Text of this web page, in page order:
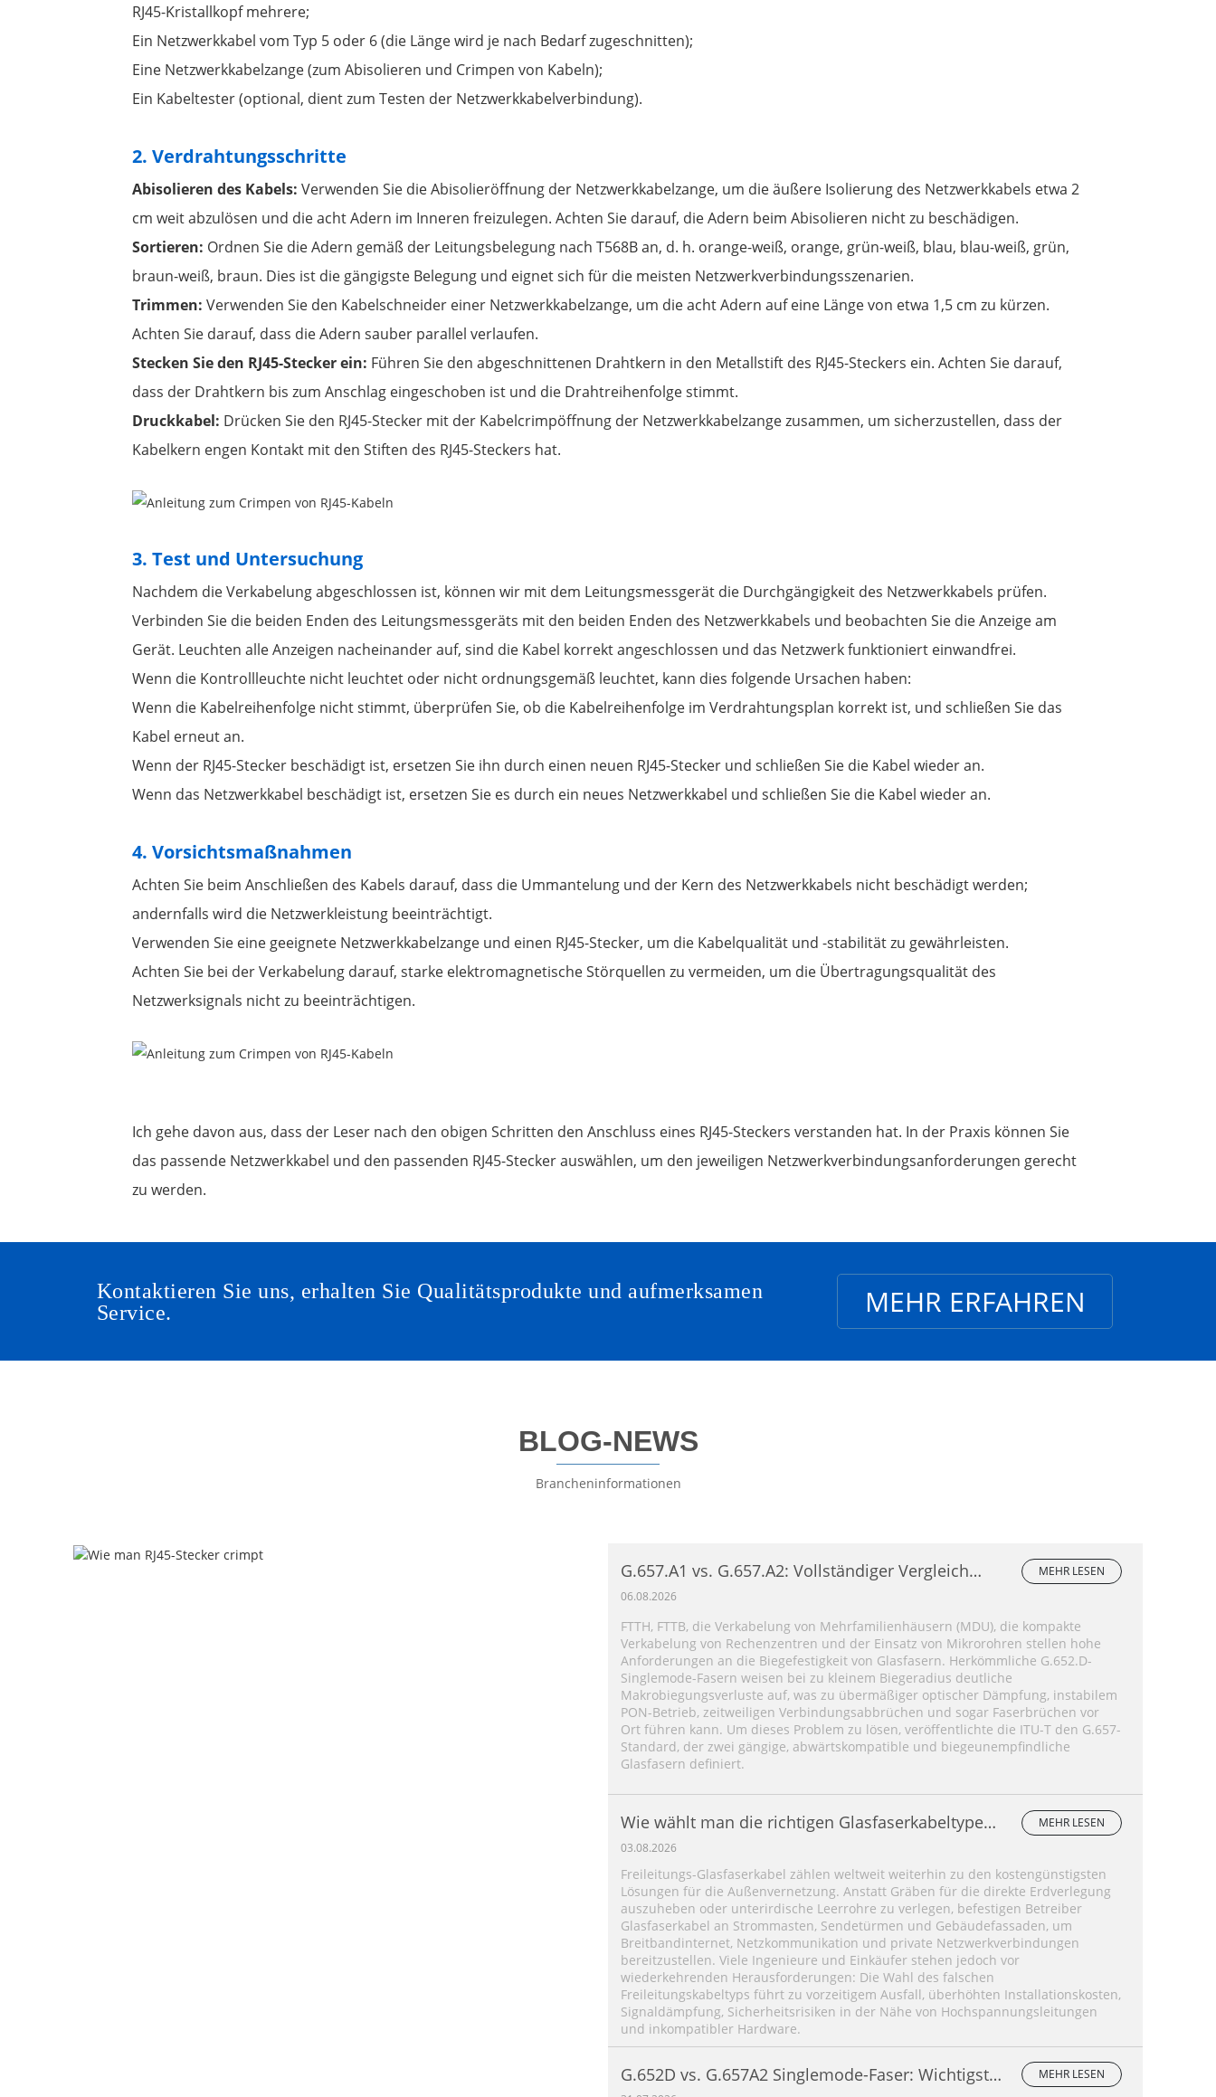
RJ45-Kristallkopf mehrere;
Ein Netzwerkkabel vom Typ 5 oder 6 (die Länge wird je nach Bedarf zugeschnitten);
Eine Netzwerkkabelzange (zum Abisolieren und Crimpen von Kabeln);
Ein Kabeltester (optional, dient zum Testen der Netzwerkkabelverbindung).
2. Verdrahtungsschritte
Abisolieren des Kabels: Verwenden Sie die Abisolieröffnung der Netzwerkkabelzange, um die äußere Isolierung des Netzwerkkabels etwa 2
cm weit abzulösen und die acht Adern im Inneren freizulegen. Achten Sie darauf, die Adern beim Abisolieren nicht zu beschädigen.
Sortieren: Ordnen Sie die Adern gemäß der Leitungsbelegung nach T568B an, d. h. orange-weiß, orange, grün-weiß, blau, blau-weiß, grün,
braun-weiß, braun. Dies ist die gängigste Belegung und eignet sich für die meisten Netzwerkverbindungsszenarien.
Trimmen: Verwenden Sie den Kabelschneider einer Netzwerkkabelzange, um die acht Adern auf eine Länge von etwa 1,5 cm zu kürzen.
Achten Sie darauf, dass die Adern sauber parallel verlaufen.
Stecken Sie den RJ45-Stecker ein: Führen Sie den abgeschnittenen Drahtkern in den Metallstift des RJ45-Steckers ein. Achten Sie darauf,
dass der Drahtkern bis zum Anschlag eingeschoben ist und die Drahtreihenfolge stimmt.
Druckkabel: Drücken Sie den RJ45-Stecker mit der Kabelcrimpöffnung der Netzwerkkabelzange zusammen, um sicherzustellen, dass der
Kabelkern engen Kontakt mit den Stiften des RJ45-Steckers hat.
3. Test und Untersuchung
Nachdem die Verkabelung abgeschlossen ist, können wir mit dem Leitungsmessgerät die Durchgängigkeit des Netzwerkkabels prüfen.
Verbinden Sie die beiden Enden des Leitungsmessgeräts mit den beiden Enden des Netzwerkkabels und beobachten Sie die Anzeige am
Gerät. Leuchten alle Anzeigen nacheinander auf, sind die Kabel korrekt angeschlossen und das Netzwerk funktioniert einwandfrei.
Wenn die Kontrollleuchte nicht leuchtet oder nicht ordnungsgemäß leuchtet, kann dies folgende Ursachen haben:
Wenn die Kabelreihenfolge nicht stimmt, überprüfen Sie, ob die Kabelreihenfolge im Verdrahtungsplan korrekt ist, und schließen Sie das
Kabel erneut an.
Wenn der RJ45-Stecker beschädigt ist, ersetzen Sie ihn durch einen neuen RJ45-Stecker und schließen Sie die Kabel wieder an.
Wenn das Netzwerkkabel beschädigt ist, ersetzen Sie es durch ein neues Netzwerkkabel und schließen Sie die Kabel wieder an.
4. Vorsichtsmaßnahmen
Achten Sie beim Anschließen des Kabels darauf, dass die Ummantelung und der Kern des Netzwerkkabels nicht beschädigt werden;
andernfalls wird die Netzwerkleistung beeinträchtigt.
Verwenden Sie eine geeignete Netzwerkkabelzange und einen RJ45-Stecker, um die Kabelqualität und -stabilität zu gewährleisten.
Achten Sie bei der Verkabelung darauf, starke elektromagnetische Störquellen zu vermeiden, um die Übertragungsqualität des
Netzwerksignals nicht zu beeinträchtigen.
Ich gehe davon aus, dass der Leser nach den obigen Schritten den Anschluss eines RJ45-Steckers verstanden hat. In der Praxis können Sie
das passende Netzwerkkabel und den passenden RJ45-Stecker auswählen, um den jeweiligen Netzwerkverbindungsanforderungen gerecht
zu werden.
Kontaktieren Sie uns, erhalten Sie Qualitätsprodukte und aufmerksamen
Service.
MEHR ERFAHREN
BLOG-NEWS
Brancheninformationen
G.657.A1 vs. G.657.A2: Vollständiger Vergleich
biegeunempfindlicher Einmodenfasern
MEHR LESEN
06.08.2026
FTTH, FTTB, die Verkabelung von Mehrfamilienhäusern (MDU), die kompakte
Verkabelung von Rechenzentren und der Einsatz von Mikrorohren stellen hohe
Anforderungen an die Biegefestigkeit von Glasfasern. Herkömmliche G.652.D-
Singlemode-Fasern weisen bei zu kleinem Biegeradius deutliche
Makrobiegungsverluste auf, was zu übermäßiger optischer Dämpfung, instabilem
PON-Betrieb, zeitweiligen Verbindungsabbrüchen und sogar Faserbrüchen vor
Ort führen kann. Um dieses Problem zu lösen, veröffentlichte die ITU-T den G.657-
Standard, der zwei gängige, abwärtskompatible und biegeunempfindliche
Glasfasern definiert.
Wie wählt man die richtigen Glasfaserkabeltypen
für die Luftverlegung aus?
MEHR LESEN
03.08.2026
Freileitungs-Glasfaserkabel zählen weltweit weiterhin zu den kostengünstigsten
Lösungen für die Außenvernetzung. Anstatt Gräben für die direkte Erdverlegung
auszuheben oder unterirdische Leerrohre zu verlegen, befestigen Betreiber
Glasfaserkabel an Strommasten, Sendetürmen und Gebäudefassaden, um
Breitbandinternet, Netzkommunikation und private Netzwerkverbindungen
bereitzustellen. Viele Ingenieure und Einkäufer stehen jedoch vor
wiederkehrenden Herausforderungen: Die Wahl des falschen
Freileitungskabeltyps führt zu vorzeitigem Ausfall, überhöhten Installationskosten,
Signaldämpfung, Sicherheitsrisiken in der Nähe von Hochspannungsleitungen
und inkompatibler Hardware.
G.652D vs. G.657A2 Singlemode-Faser: Wichtigste
MEHR LESEN